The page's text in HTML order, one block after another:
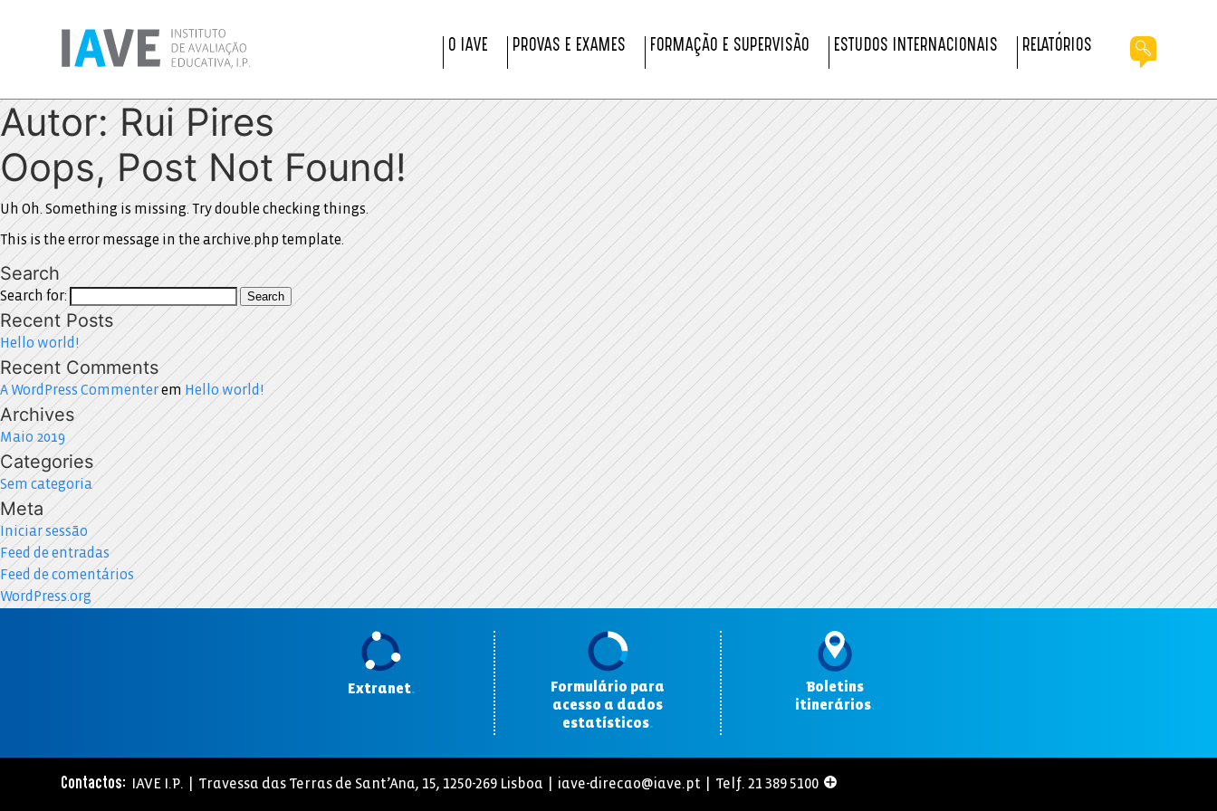
O IAVE PROVAS E EXAMES FORMAÇÃO E SUPERVISÃO ESTUDOS INTERNACIONAIS RELATÓRIOS
Autor:Rui Pires
Oops, Post Not Found!
Uh Oh. Something is missing. Try double checking things.
This is the error message in the archive.php template.
Search
Search for: Search
Recent Posts
Hello world!
Recent Comments
A WordPress Commenterem Hello world!
Archives
Maio 2019
Categories
Sem categoria
Meta
Iniciar sessão
Feed de entradas
Feed de comentários
WordPress.org
Extranet.
Formulário para
acesso a dados
estatísticos.
Boletins
itinerários.
Contactos: IAVE I.P. | Travessa das Terras de Sant’Ana, 15, 1250-269 Lisboa | iave-direcao@iave.pt | Telf. 21 389 5100